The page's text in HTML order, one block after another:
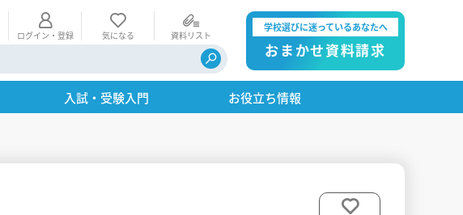
ログイン・登録 気になる 資料リスト
学校選びに迷っているあなたへ
おまかせ資料請求
入試・受験入門 お役立ち情報